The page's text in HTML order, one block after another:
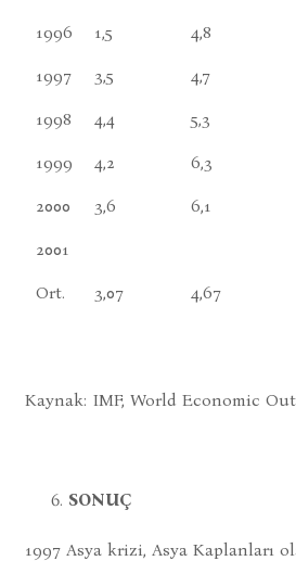
1996 1,5 4,8
1997 3,5 4,7
1998 4,4 5,3
1999 4,2 6,3
2000 3,6 6,1
2001
Ort. 3,07 4,67
Kaynak: IMF, World Economic
SONUÇ
1997 Asya krizi, Asya Kaplanları